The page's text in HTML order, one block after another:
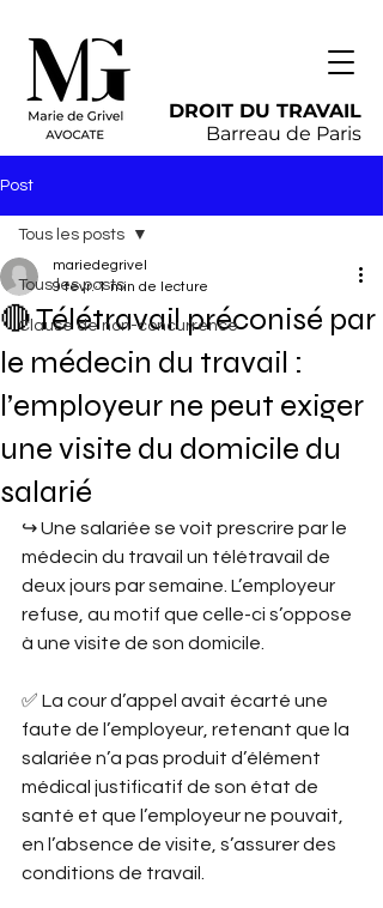
DROIT DU TRAVAIL
Barreau de Paris
Post
Tous les posts
Clause de non-concurrence
Tous les posts
🔴 Télétravail préconisé par
le médecin du travail :
l’employeur ne peut exiger
une visite du domicile du
salarié
mariedegrivel
9 févr. 1 min de lecture
↪︎ Une salariée se voit prescrire par le
médecin du travail un télétravail de
deux jours par semaine. L’employeur
refuse, au motif que celle-ci s’oppose
à une visite de son domicile.
✅ La cour d’appel avait écarté une
faute de l’employeur, retenant que la
salariée n’a pas produit d’élément
médical justificatif de son état de
santé et que l’employeur ne pouvait,
en l’absence de visite, s’assurer des
conditions de travail.